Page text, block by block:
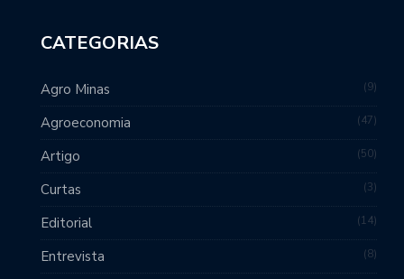
CATEGORIAS
Agro Minas 9
Agroeconomia 47
Artigo 50
Curtas 3
Editorial 14
Entrevista 8